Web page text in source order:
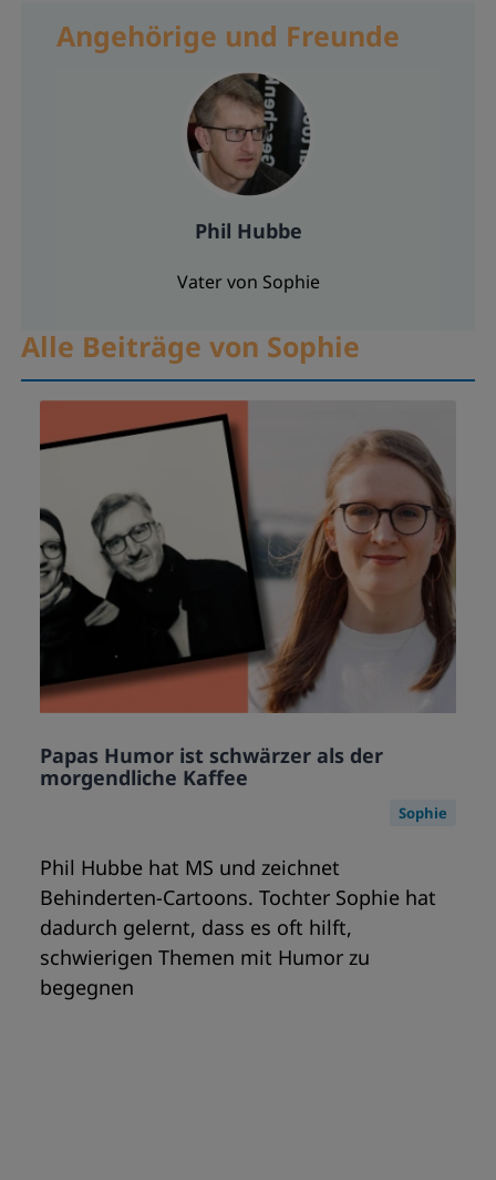
Angehörige und Freunde
Phil Hubbe
Vater von Sophie
Alle Beiträge von Sophie
Papas Humor ist schwärzer als der
morgendliche Kaffee
Sophie
Phil Hubbe hat MS und zeichnet
Behinderten-Cartoons. Tochter Sophie hat
dadurch gelernt, dass es oft hilft,
schwierigen Themen mit Humor zu
begegnen